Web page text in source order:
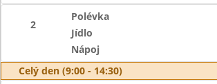
2
Polévka
Jídlo
Nápoj
Celý den (9:00 - 14:30)